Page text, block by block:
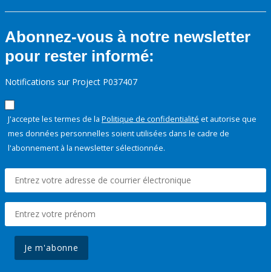
Abonnez-vous à notre newsletter
pour rester informé:
Notifications sur Project P037407
J'accepte les termes de la Politique de confidentialité et autorise que
mes données personnelles soient utilisées dans le cadre de
l'abonnement à la newsletter sélectionnée.
Je m'abonne